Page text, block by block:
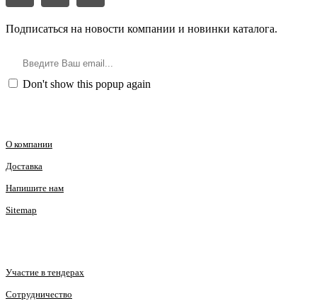
Подписаться на новости компании и новинки каталога.
Don't show this popup again
О компании
Доставка
Напишите нам
Sitemap
Участие в тендерах
Сотрудничество